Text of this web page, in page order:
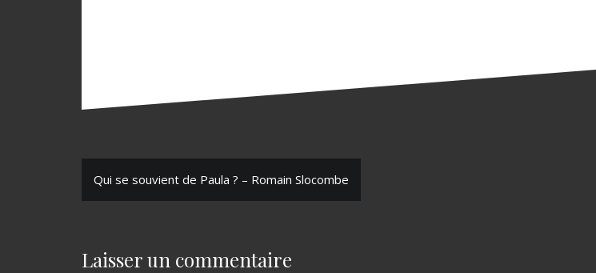
N
Qui se souvient de Paula ? – Romain Slocombe
Laisser un commentaire